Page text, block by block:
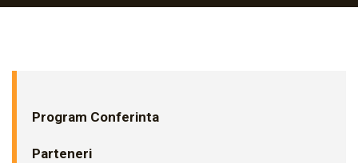
Program Conferinta
Parteneri